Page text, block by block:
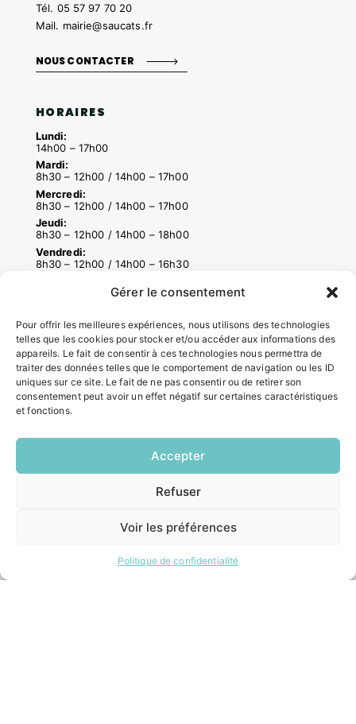
Gérer le consentement
Pour offrir les meilleures expériences, nous utilisons des technologies
telles que les cookies pour stocker et/ou accéder aux informations des
appareils. Le fait de consentir à ces technologies nous permettra de
traiter des données telles que le comportement de navigation ou les ID
uniques sur ce site. Le fait de ne pas consentir ou de retirer son
consentement peut avoir un effet négatif sur certaines caractéristiques
et fonctions.
Accepter
Refuser
Voir les préférences
Politique de confidentialité
Tél. 05 57 97 70 20
Mail. mairie@saucats.fr
NOUS CONTACTER
HORAIRES
Lundi:
14h00 – 17h00
Mardi:
8h30 – 12h00 / 14h00 – 17h00
Mercredi:
8h30 – 12h00 / 14h00 – 17h00
Jeudi:
8h30 – 12h00 / 14h00 – 18h00
Vendredi:
8h30 – 12h00 / 14h00 – 16h30
ACCÉS RAPIDES
Contacter la mairie
Pôle santé
Le Saucatais
Formalités administratives
Restauration scolaire
Politique de confidentialité